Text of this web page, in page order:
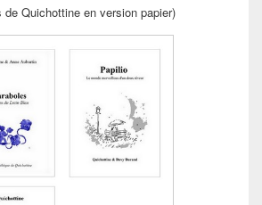
de Quichottine en version papier)